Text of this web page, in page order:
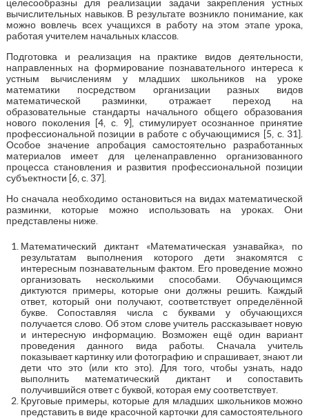
целесообразны для реализации задачи закрепления устных
вычислительных навыков. В результате возникло понимание, как
можно вовлечь всех учащихся в работу на этом этапе урока,
работая учителем начальных классов.
Подготовка и реализация на практике видов деятельности,
направленных на формирование познавательного интереса к
устным вычислениям у младших школьников на уроке
математики посредством организации разных видов
математической разминки, отражает переход на
образовательные стандарты начального общего образования
нового поколения [4, с. 9], стимулирует осознанное принятие
профессиональной позиции в работе с обучающимися [5, с. 31].
Особое значение апробация самостоятельно разработанных
материалов имеет для целенаправленно организованного
процесса становления и развития профессиональной позиции
субъектности [6, с. 37].
Но сначала необходимо остановиться на видах математической
разминки, которые можно использовать на уроках. Они
представлены ниже.
Математический диктант «Математическая узнавайка», по
результатам выполнения которого дети знакомятся с
интересным познавательным фактом. Его проведение можно
организовать несколькими способами. Обучающимся
диктуются примеры, которые они должны решить. Каждый
ответ, который они получают, соответствует определённой
букве. Сопоставляя числа с буквами у обучающихся
получается слово. Об этом слове учитель рассказывает новую
и интересную информацию. Возможен ещё один вариант
проведения данного вида работы. Сначала учитель
показывает картинку или фотографию и спрашивает, знают ли
дети что это (или кто это). Для того, чтобы узнать, надо
выполнить математический диктант и сопоставить
получившийся ответ с буквой, которая ему соответствует.
Круговые примеры, которые для младших школьников можно
представить в виде красочной карточки для самостоятельного